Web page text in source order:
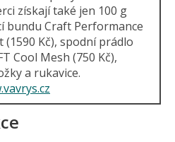
získají také jen 100 g
bundu Craft Performance
(1590 Kč), spodní prádlo
Cool Mesh (750 Kč),
a rukavice.